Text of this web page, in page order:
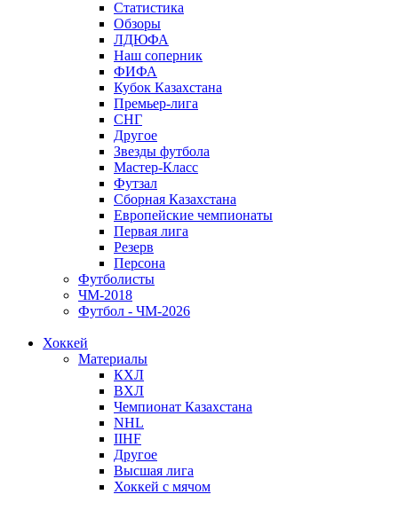
Статистика
Обзоры
ЛДЮФА
Наш соперник
ФИФА
Кубок Казахстана
Премьер-лига
СНГ
Другое
Звезды футбола
Мастер-Класс
Футзал
Сборная Казахстана
Европейские чемпионаты
Первая лига
Резерв
Персона
Футболисты
ЧМ-2018
Футбол - ЧМ-2026
Хоккей
Материалы
КХЛ
ВХЛ
Чемпионат Казахстана
NHL
IIHF
Другое
Высшая лига
Хоккей с мячом